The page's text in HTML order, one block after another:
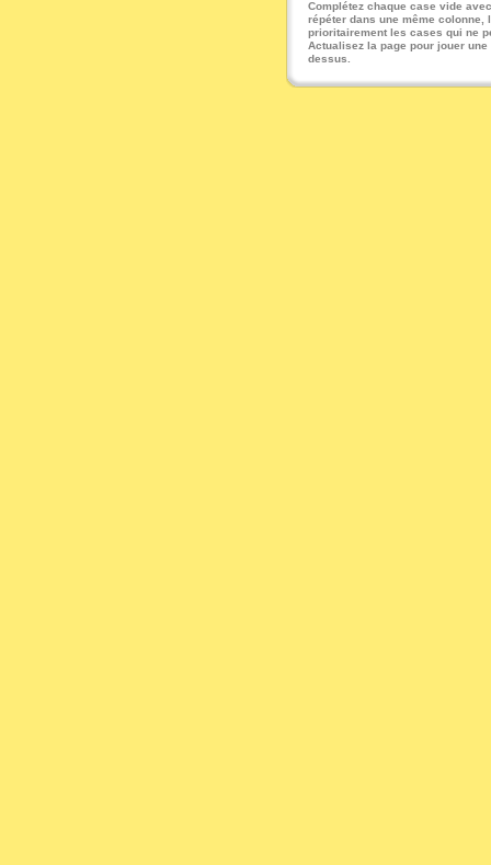
Complétez chaque case vide
répéter dans une même
prioritairement les cases qui ne
Actualisez la page pour jouer
dessus.